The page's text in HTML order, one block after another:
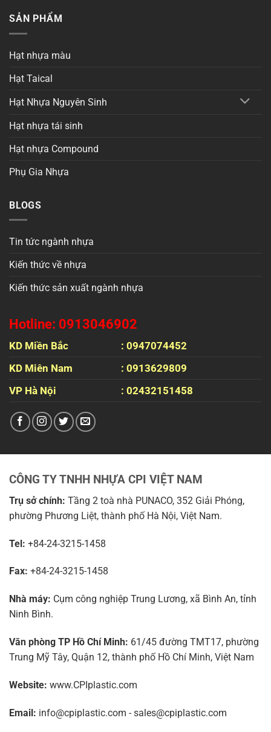
SẢN PHẨM
Hạt nhựa màu
Hạt Taical
Hạt Nhựa Nguyên Sinh
Hạt nhựa tái sinh
Hạt nhựa Compound
Phụ Gia Nhựa
BLOGS
Tin tức ngành nhựa
Kiến thức về nhựa
Kiến thức sản xuất ngành nhựa
Hotline: 0913046902
KD Miền Bắc
: 0947074452
KD Miên Nam
: 0913629809
VP Hà Nội
: 02432151458
CÔNG TY TNHH NHỰA CPI VIỆT NAM
Trụ sở chính: Tầng 2 toà nhà PUNACO, 352 Giải Phóng,
phường Phương Liệt, thành phố Hà Nội, Việt Nam.
Tel: +84-24-3215-1458
Fax: +84-24-3215-1458
Nhà máy: Cụm công nghiệp Trung Lương, xã Bình An, tỉnh
Ninh Bình.
Văn phòng TP Hồ Chí Minh: 61/45 đường TMT17, phường
Trung Mỹ Tây, Quận 12, thành phố Hồ Chí Minh, Việt Nam
Website: www.CPIplastic.com
Email: info@cpiplastic.com - sales@cpiplastic.com